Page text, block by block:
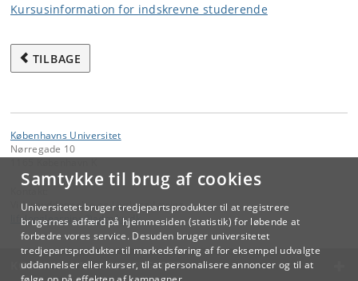
Samtykke til brug af cookies
Universitetet bruger tredjepartsprodukter til at registrere
brugernes adfærd på hjemmesiden (statistik) for løbende at
forbedre vores service. Desuden bruger universitetet
tredjepartsprodukter til markedsføring af for eksempel udvalgte
uddannelser eller kurser, til at personalisere annoncer og til at
Kursusinformation for indskrevne studerende
TILBAGE
Københavns Universitet
Nørregade 10
Videreuddannelse og Livslang Læring
lifelonglearning@adm.ku.dk
KØBENHAVNS UNIVERSITET